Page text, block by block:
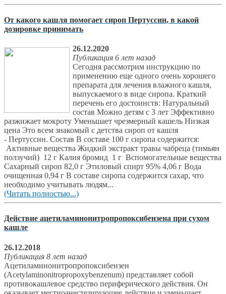
От какого кашля помогает сироп Пертуссин, в какой
дозировке принимать
26.12.2020
Публикация 6 лет назад
Сегодня рассмотрим инструкцию по
применению еще одного очень хорошего
препарата для лечения влажного кашля,
выпускаемого в виде сиропа. Краткий
перечень его достоинств: Натуральный
состав Можно детям с 3 лет Эффективно
разжижает мокроту Уменьшает чрезмерный кашель Низкая
цена Это всем знакомый с детства сироп от кашля
- Пертуссин. Состав В составе 100 г сиропа содержится:
Активные вещества Жидкий экстракт травы чабреца (тимьян
ползучий) 12 г Калия бромид 1 г Вспомогательные вещества
Сахарный сироп 82,0 г Этиловый спирт 95% 4,06 г Вода
очищенная 0,94 г В составе сиропа содержится сахар, что
необходимо учитывать людям...
(Читать полностью...)
Действие ацетиламинонитропропоксибензена при сухом
кашле
26.12.2018
Публикация 8 лет назад
Ацетиламинонитропропоксибензен
(Acetylaminonitropropoxybenzenum) представляет собой
противокашлевое средство периферического действия. Он